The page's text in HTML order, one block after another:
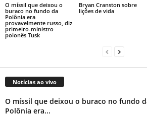
O míssil que deixou o
buraco no fundo da
Polônia era
provavelmente russo, diz
primeiro-ministro
polonês Tusk
Bryan Cranston sobre
lições de vida
Notícias ao vivo
O míssil que deixou o buraco no fundo
Polônia era...